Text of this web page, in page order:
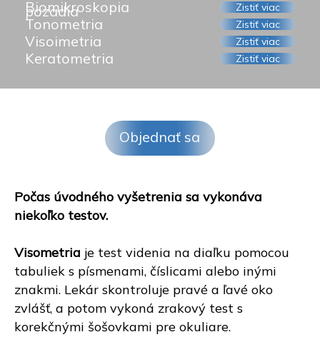
Objednať sa
Počas úvodného vyšetrenia sa vykonáva
niekoľko testov.
Visometria je test videnia na diaľku pomocou
tabuliek s písmenami, číslicami alebo inými
znakmi. Lekár skontroluje pravé a ľavé oko
zvlášť, a potom vykoná zrakový test s
korekčnými šošovkami pre okuliare.